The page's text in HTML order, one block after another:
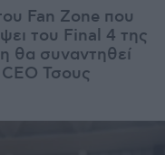
Fan Zone που
του Final 4 της
θα συναντηθεί
Τσους